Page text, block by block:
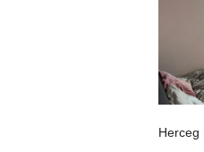
Herceg